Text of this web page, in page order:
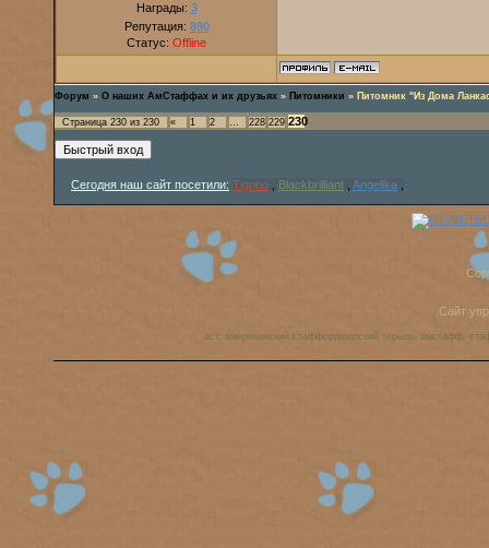
Награды: 3
Репутация: 890
Статус: Offline
Форум » О наших АмСтаффах и их друзьях » Питомники » Питомник "Из Дома
Страница 230 из 230 « 1 2 … 228 229 230
Сегодня наш сайт посетили: Tigrino Blackbrilliant Angelika
Сайт
аст, американский стаффордширский терьер, амстафф,